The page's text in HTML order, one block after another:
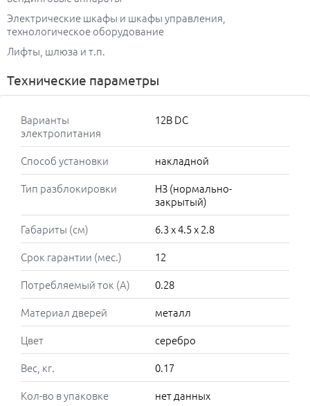
Электрические шкафы и шкафы управления,
технологическое оборудование
Лифты, шлюза и т.п.
Технические параметры
Варианты
электропитания
12В DC
Способ установки
накладной
Тип разблокировки
НЗ (нормально-
закрытый)
Габариты (см)
6.3 x 4.5 x 2.8
Срок гарантии (мес.)
12
Потребляемый ток (А)
0.28
Материал дверей
металл
Цвет
серебро
Вес, кг.
0.17
Кол-во в упаковке
нет данных